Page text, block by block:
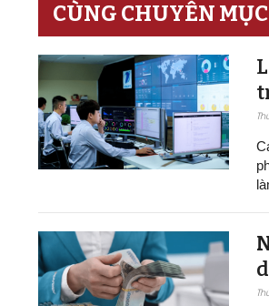
CÙNG CHUYÊN MỤC